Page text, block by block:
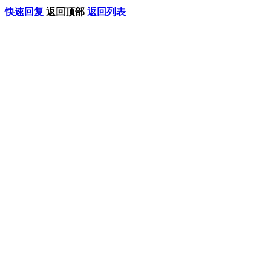
快速回复 返回顶部 返回列表